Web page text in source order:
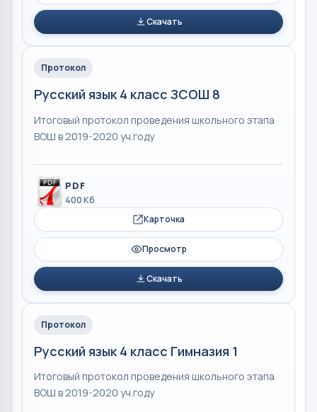
Скачать
Протокол
Русский язык 4 класс ЗСОШ 8
Итоговый протокол проведения школьного этапа
ВОШ в 2019-2020 уч.году
PDF
400 Кб
Карточка
Просмотр
Скачать
Протокол
Русский язык 4 класс Гимназия 1
Итоговый протокол проведения школьного этапа
ВОШ в 2019-2020 уч.году